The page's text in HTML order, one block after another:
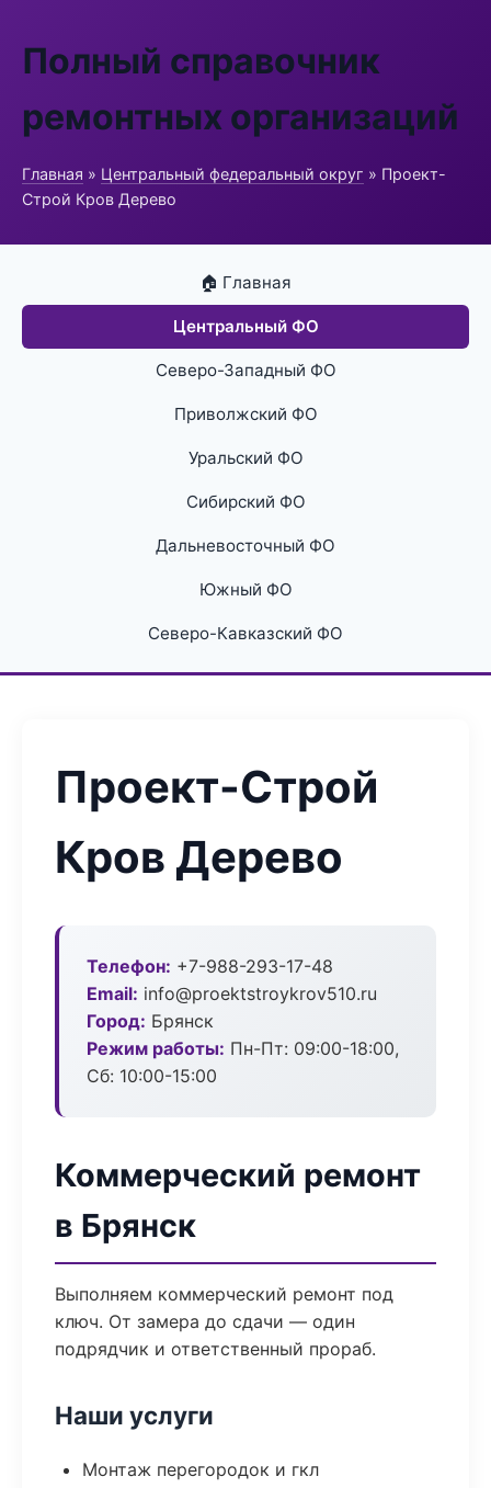
Полный справочник
ремонтных организаций
Главная » Центральный федеральный округ » Проект-
Строй Кров Дерево
🏠 Главная
Центральный ФО
Северо-Западный ФО
Приволжский ФО
Уральский ФО
Сибирский ФО
Дальневосточный ФО
Южный ФО
Северо-Кавказский ФО
Проект-Строй
Кров Дерево
Телефон: +7-988-293-17-48
Email: info@proektstroykrov510.ru
Город: Брянск
Режим работы: Пн-Пт: 09:00-18:00,
Сб: 10:00-15:00
Коммерческий ремонт
в Брянск
Выполняем коммерческий ремонт под
ключ. От замера до сдачи — один
подрядчик и ответственный прораб.
Наши услуги
Монтаж перегородок и гкл